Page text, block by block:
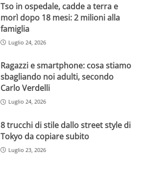
Tso in ospedale, cadde a terra e
morì dopo 18 mesi: 2 milioni alla
famiglia
Luglio 24, 2026
Ragazzi e smartphone: cosa stiamo
sbagliando noi adulti, secondo
Carlo Verdelli
Luglio 24, 2026
8 trucchi di stile dallo street style di
Tokyo da copiare subito
Luglio 23, 2026